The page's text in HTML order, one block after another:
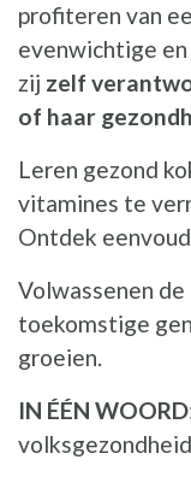
profiteren van
evenwichtige
zij zelf
of haar
Leren gezond
vitamines te
Ontdek
Volwassenen
toekomstige
groeien.
IN ÉÉN WOORD